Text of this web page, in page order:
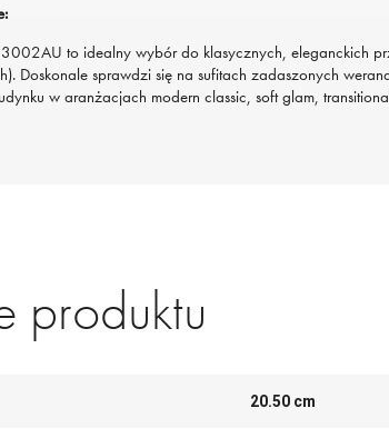
to idealny wybór do klasycznych, eleganckich
Doskonale sprawdzi się na sufitach zadaszonych
w aranżacjach modern classic, soft glam,
produktu
20.50 cm